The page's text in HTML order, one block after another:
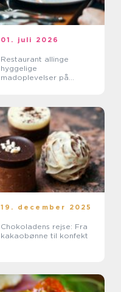
01. juli 2026
Restaurant allinge
hyggelige
madoplevelser på
19. december 2025
Chokoladens rejse: Fra
kakaobønne til konfekt